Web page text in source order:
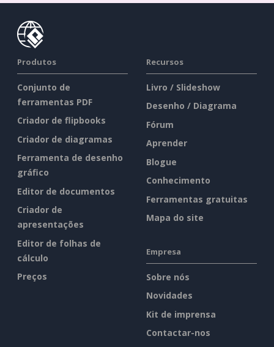
Produtos
Conjunto de
ferramentas PDF
Criador de flipbooks
Criador de diagramas
Ferramenta de desenho
gráfico
Editor de documentos
Criador de
apresentações
Editor de folhas de
cálculo
Preços
Recursos
Livro / Slideshow
Desenho / Diagrama
Fórum
Aprender
Blogue
Conhecimento
Ferramentas gratuitas
Mapa do site
Empresa
Sobre nós
Novidades
Kit de imprensa
Contactar-nos